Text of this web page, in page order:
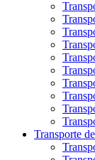
Transporte